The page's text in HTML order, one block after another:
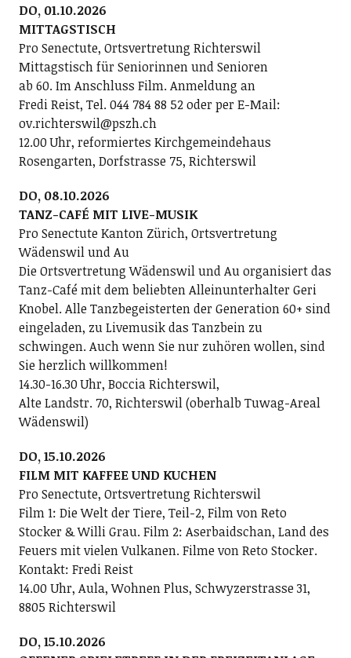
DO, 01.10.2026
MITTAGSTISCH
Pro Senectute, Ortsvertretung Richterswil
Mittagstisch für Seniorinnen und Senioren
ab 60. Im Anschluss Film. Anmeldung an
Fredi Reist, Tel. 044 784 88 52 oder per E-Mail:
ov.richterswil@pszh.ch
12.00 Uhr, reformiertes Kirchgemeindehaus
Rosengarten, Dorfstrasse 75, Richterswil
DO, 08.10.2026
TANZ-CAFÉ MIT LIVE-MUSIK
Pro Senectute Kanton Zürich, Ortsvertretung
Wädenswil und Au
Die Ortsvertretung Wädenswil und Au organisiert das
Tanz-Café mit dem beliebten Alleinunterhalter Geri
Knobel. Alle Tanzbegeisterten der Generation 60+ sind
eingeladen, zu Livemusik das Tanzbein zu
schwingen. Auch wenn Sie nur zuhören wollen, sind
Sie herzlich willkommen!
14.30-16.30 Uhr, Boccia Richterswil,
Alte Landstr. 70, Richterswil (oberhalb Tuwag-Areal
Wädenswil)
DO, 15.10.2026
FILM MIT KAFFEE UND KUCHEN
Pro Senectute, Ortsvertretung Richterswil
Film 1: Die Welt der Tiere, Teil-2, Film von Reto
Stocker & Willi Grau. Film 2: Aserbaidschan, Land des
Feuers mit vielen Vulkanen. Filme von Reto Stocker.
Kontakt: Fredi Reist
14.00 Uhr, Aula, Wohnen Plus, Schwyzerstrasse 31,
8805 Richterswil
DO, 15.10.2026